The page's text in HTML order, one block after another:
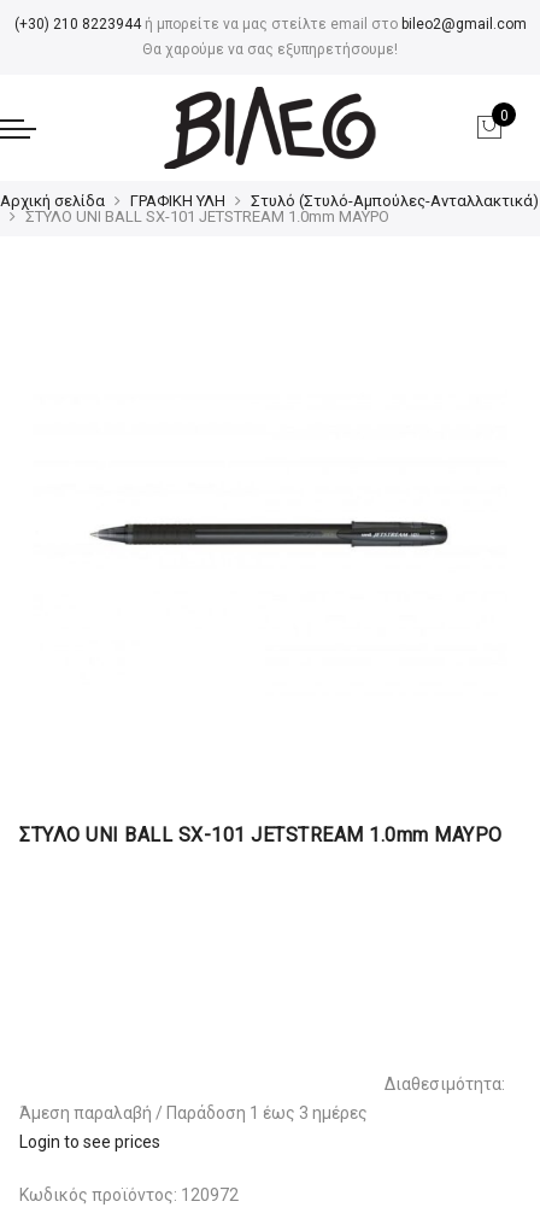
(+30) 210 8223944ή μπορείτε να μας στείλτε email στο bileo2@gmail.com
Θα χαρούμε να σας εξυπηρετήσουμε!
0
Αρχική σελίδα ΓΡΑΦΙΚΗ ΥΛΗ
Στυλό (Στυλό-Αμπούλες-Ανταλλακτικά)
ΣΤΥΛΟ UNI BALL SX-101 JETSTREAM 1.0mm ΜΑΥΡΟ
ΣΤΥΛΟ UNI BALL SX-101 JETSTREAM 1.0mm ΜΑΥΡΟ
Διαθεσιμότητα:
Άμεση παραλαβή / Παράδoση 1 έως 3 ημέρες
Login to see prices
Κωδικός προϊόντος: 120972